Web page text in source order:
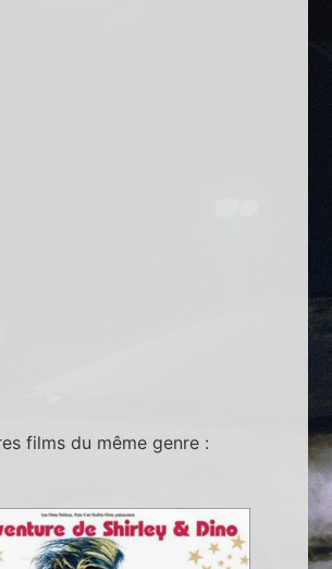
films du même genre :